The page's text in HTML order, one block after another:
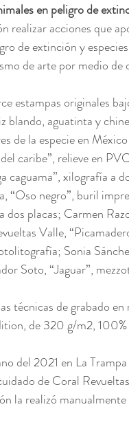
en peligro de
realizar acciones que
de extinción y
de arte por medio
estampas originales
blando, aguatinta y
de la especie en
caribe”, relieve en
caguama”, xilografía a
“Oso negro”, buril
dos placas; Carmen
Valle,
Sonia
Soto, “Jaguar”,
técnicas de grabado
de 320 g/m2,
del 2021 en La
de Coral
la realizó